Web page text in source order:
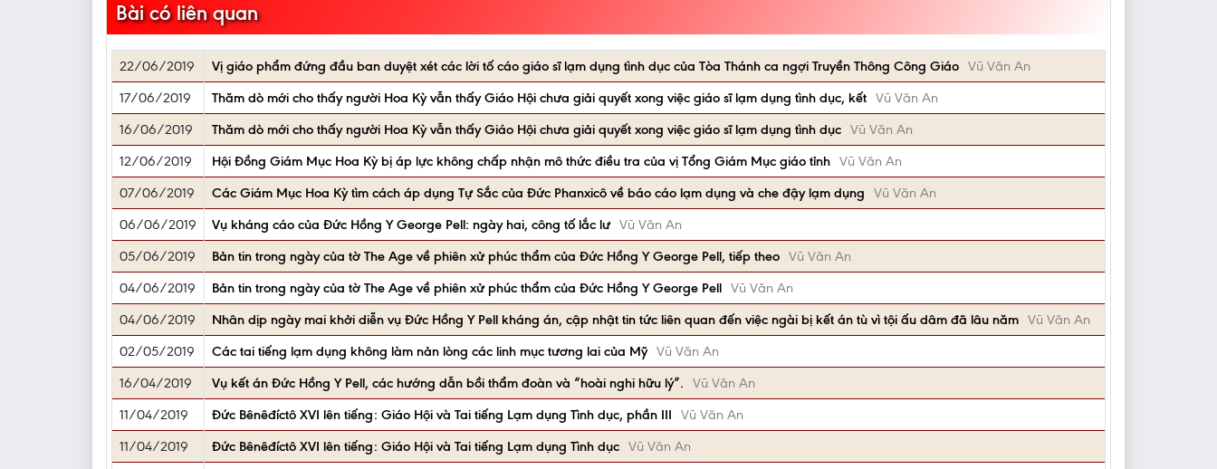
Bài có liên quan
22/06/2019 Vị giáo phẩm đứng đầu ban duyệt xét các lời tố cáo giáo sĩ lạm dụng tình dục của Tòa Thánh ca ngợi Truyền Thông Công Giáo Vũ Văn An
17/06/2019
Thăm dò mới cho thấy người Hoa Kỳ vẫn thấy Giáo Hội chưa giải quyết xong việc giáo sĩ lạm dụng tình dục, kết Vũ Văn An
16/06/2019
Thăm dò mới cho thấy người Hoa Kỳ vẫn thấy Giáo Hội chưa giải quyết xong việc giáo sĩ lạm dụng tình dục Vũ Văn An
12/06/2019
Hội Đồng Giám Mục Hoa Kỳ bị áp lực không chấp nhận mô thức điều tra của vị Tổng Giám Mục giáo tỉnh Vũ Văn An
07/06/2019
Các Giám Mục Hoa Kỳ tìm cách áp dụng Tự Sắc của Đức Phanxicô về báo cáo lạm dụng và che đậy lạm dụng
Vũ Văn An
06/06/2019
Vụ kháng cáo của Đức Hồng Y George Pell: ngày hai, công tố lắc lư Vũ Văn An
05/06/2019
Bản tin trong ngày của tờ The Age về phiên xử phúc thẩm của Đức Hồng Y George Pell, tiếp theo Vũ Văn An
04/06/2019
Bản tin trong ngày của tờ The Age về phiên xử phúc thẩm của Đức Hồng Y George Pell Vũ Văn An
04/06/2019
Nhân dịp ngày mai khởi diễn vụ Đức Hồng Y Pell kháng án, cập nhật tin tức liên quan đến việc ngài bị kết án tù vì tội ấu dâm đã lâu năm Vũ Văn An
02/05/2019
Các tai tiếng lạm dụng không làm nản lòng các linh mục tương lai của Mỹ Vũ Văn An
16/04/2019
Vụ kết án Đức Hồng Y Pell, các hướng dẫn bồi thẩm đoàn và “hoài nghi hữu lý”.
Vũ Văn An
11/04/2019
Đức Bênêđíctô XVI lên tiếng: Giáo Hội và Tai tiếng Lạm dụng Tình dục, phần III
Vũ Văn An
11/04/2019
Đức Bênêđíctô XVI lên tiếng: Giáo Hội và Tai tiếng Lạm dụng Tình dục Vũ Văn An